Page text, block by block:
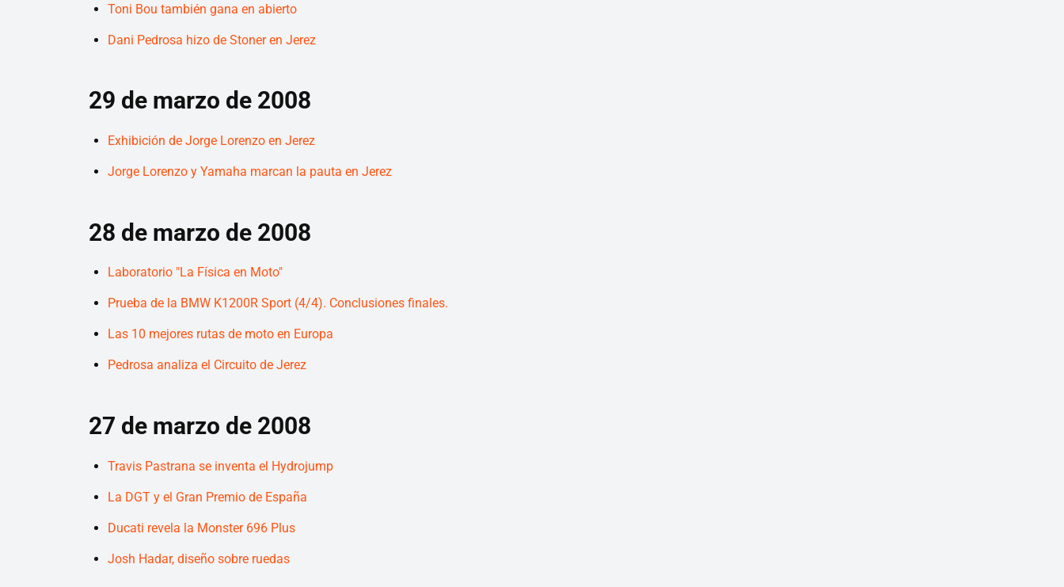
Toni Bou también gana en abierto
Dani Pedrosa hizo de Stoner en Jerez
29 de marzo de 2008
Exhibición de Jorge Lorenzo en Jerez
Jorge Lorenzo y Yamaha marcan la pauta en Jerez
28 de marzo de 2008
Laboratorio "La Física en Moto"
Prueba de la BMW K1200R Sport (4/4). Conclusiones finales.
Las 10 mejores rutas de moto en Europa
Pedrosa analiza el Circuito de Jerez
27 de marzo de 2008
Travis Pastrana se inventa el Hydrojump
La DGT y el Gran Premio de España
Ducati revela la Monster 696 Plus
Josh Hadar, diseño sobre ruedas